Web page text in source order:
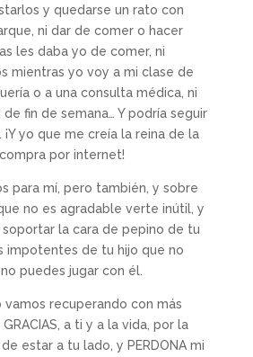
y quedarse un rato con
ni dar de comer o hacer
les daba yo de comer, ni
mientras yo voy a mi clase de
o a una consulta médica, ni
fin de semana… Y podría seguir
yo que me creía la reina de la
por internet!
para mí, pero también, y sobre
no es agradable verte inútil, y
la cara de pepino de tu
impotentes de tu hijo que no
puedes jugar con él.
recuperando con más
a ti y a la vida, por la
estar a tu lado, y PERDONA mi